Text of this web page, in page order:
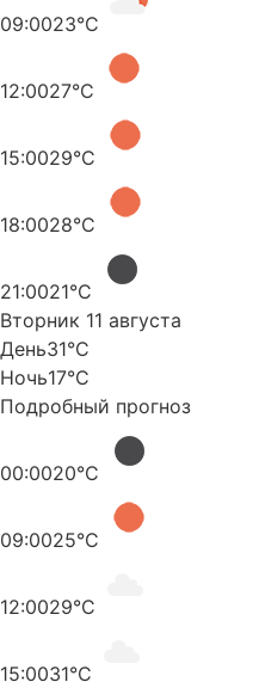
09:0023°C
12:0027°C
15:0029°C
18:0028°C
21:0021°C
Вторник 11 августа
День31°C
Ночь17°C
Подробный прогноз
00:0020°C
09:0025°C
12:0029°C
15:0031°C